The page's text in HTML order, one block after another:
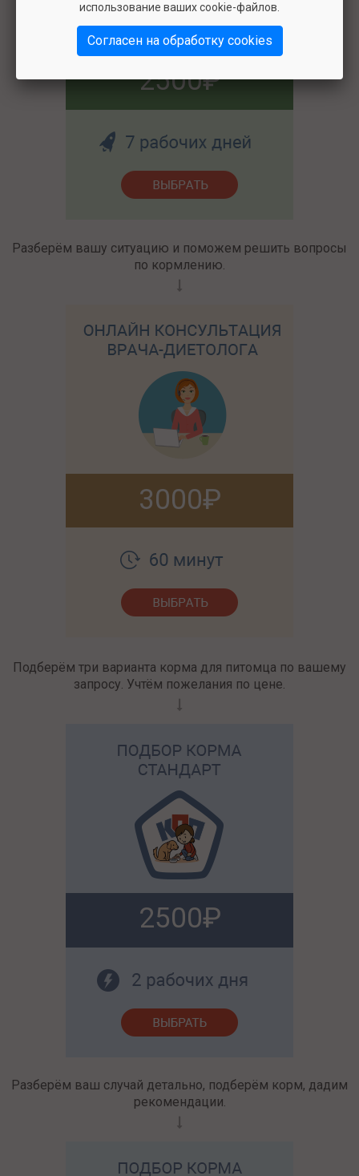
2500
Разберём вашу ситуацию и поможем решить вопросы
по кормлению.
3000
Подберём три варианта корма для питомца по вашему
запросу. Учтём пожелания по цене.
2500
Разберём ваш случай детально, подберём корм, дадим
рекомендации.
использование ваших cookie-файлов.
Согласен на обработку cookies